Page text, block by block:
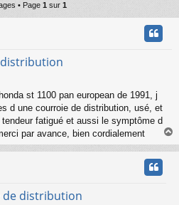
• Page 1 sur 1
st 1100 pan european de 1991, j
d une courroie de distribution, usé, et
fatigué et aussi le symptôme d
par avance, bien cordialement
a
u
de distribution